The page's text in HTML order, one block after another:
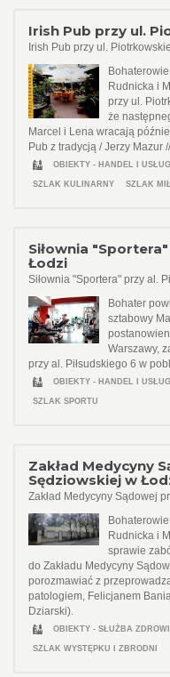
Irish Pub przy ul.
Irish Pub przy ul.
Rudnicka i
przy ul.
że
Marcel i Lena wracają
Pub z tradycją / Jerzy Mazur
OBIEKTY - HANDEL I USŁUGI
SZLAK KULINARNY SZLAK
Siłownia
Łodzi
Siłownia "Sportera" przy al.
Bohater
sztabowy
Warszawy,
przy al. Piłsudskiego 6 w
OBIEKTY - HANDEL I USŁUGI
SZLAK SPORTU
Zakład Medycyny
Sędziowskiej w
Zakład Medycyny Sądowej
Rudnicka i
sprawie
do Zakładu Medycyny
porozmawiać z
patologiem, Felicjanem
Dziarski).
OBIEKTY - SŁUŻBA
SZLAK WYSTĘPKU I ZBRODNI